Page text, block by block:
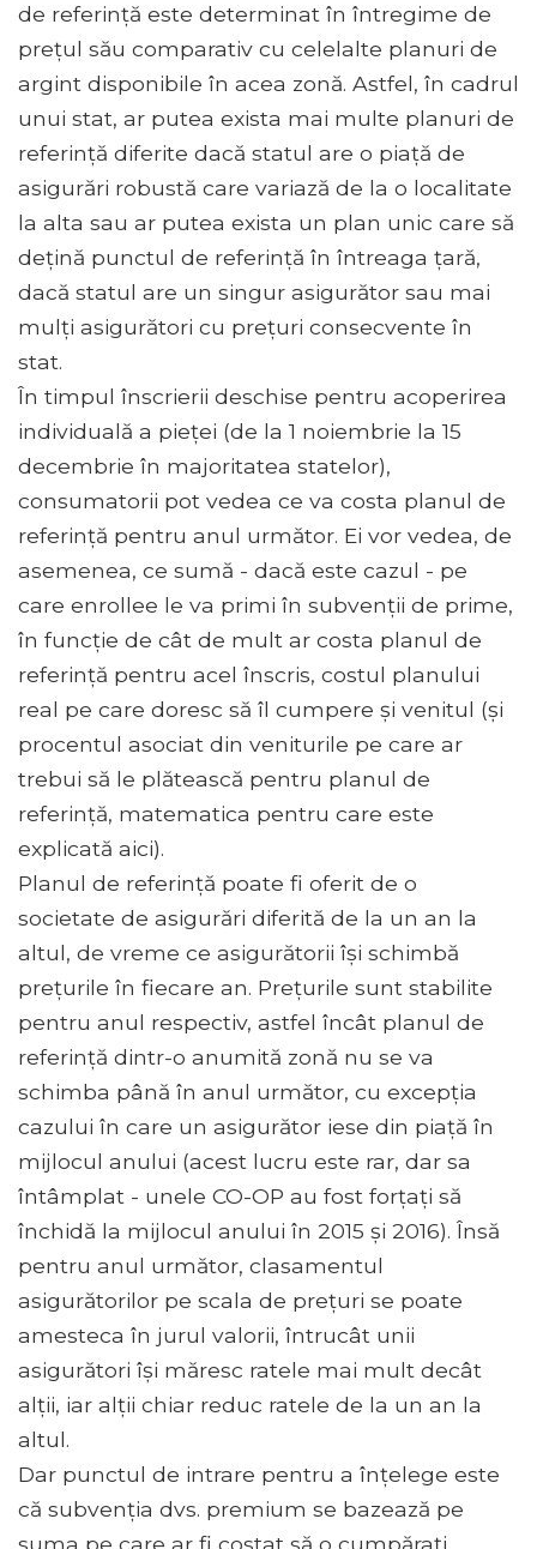
de referință este determinat în întregime de
prețul său comparativ cu celelalte planuri de
argint disponibile în acea zonă. Astfel, în cadrul
unui stat, ar putea exista mai multe planuri de
referință diferite dacă statul are o piață de
asigurări robustă care variază de la o localitate
la alta sau ar putea exista un plan unic care să
dețină punctul de referință în întreaga țară,
dacă statul are un singur asigurător sau mai
mulți asigurători cu prețuri consecvente în
stat.
În timpul înscrierii deschise pentru acoperirea
individuală a pieței (de la 1 noiembrie la 15
decembrie în majoritatea statelor),
consumatorii pot vedea ce va costa planul de
referință pentru anul următor. Ei vor vedea, de
asemenea, ce sumă - dacă este cazul - pe
care enrollee le va primi în subvenții de prime,
în funcție de cât de mult ar costa planul de
referință pentru acel înscris, costul planului
real pe care doresc să îl cumpere și venitul (și
procentul asociat din veniturile pe care ar
trebui să le plătească pentru planul de
referință, matematica pentru care este
explicată aici).
Planul de referință poate fi oferit de o
societate de asigurări diferită de la un an la
altul, de vreme ce asigurătorii își schimbă
prețurile în fiecare an. Prețurile sunt stabilite
pentru anul respectiv, astfel încât planul de
referință dintr-o anumită zonă nu se va
schimba până în anul următor, cu excepția
cazului în care un asigurător iese din piață în
mijlocul anului (acest lucru este rar, dar sa
întâmplat - unele CO-OP au fost forțați să
închidă la mijlocul anului în 2015 și 2016). Însă
pentru anul următor, clasamentul
asigurătorilor pe scala de prețuri se poate
amesteca în jurul valorii, întrucât unii
asigurători își măresc ratele mai mult decât
alții, iar alții chiar reduc ratele de la un an la
altul.
Dar punctul de intrare pentru a înțelege este
că subvenția dvs. premium se bazează pe